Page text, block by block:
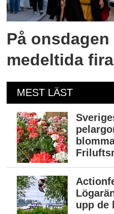
På
medeltida
MEST LÄST
upp de